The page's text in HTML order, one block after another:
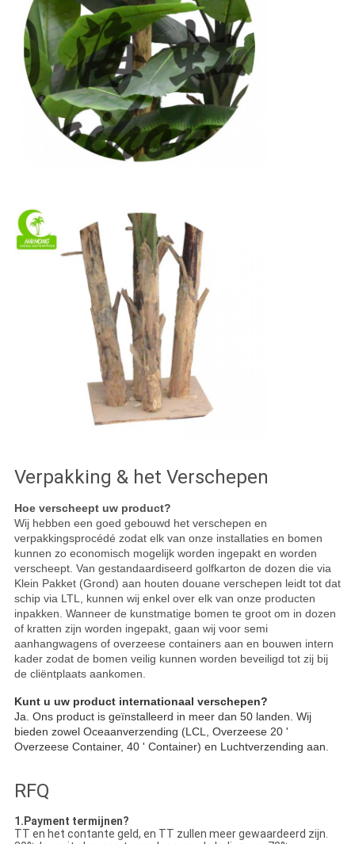
Verpakking & het Verschepen
Hoe verscheept uw product?
Wij hebben een goed gebouwd het verschepen en
verpakkingsprocédé zodat elk van onze installaties en bomen
kunnen zo economisch mogelijk worden ingepakt en worden
verscheept. Van gestandaardiseerd golfkarton de dozen die via
Klein Pakket (Grond) aan houten douane verschepen leidt tot dat
schip via LTL, kunnen wij enkel over elk van onze producten
inpakken. Wanneer de kunstmatige bomen te groot om in dozen
of kratten zijn worden ingepakt, gaan wij voor semi
aanhangwagens of overzeese containers aan en bouwen intern
kader zodat de bomen veilig kunnen worden beveiligd tot zij bij
de cliëntplaats aankomen.
Kunt u uw product internationaal verschepen?
Ja. Ons product is geïnstalleerd in meer dan 50 landen. Wij
bieden zowel Oceaanverzending (LCL, Overzeese 20 '
Overzeese Container, 40 ' Container) en Luchtverzending aan.
RFQ
1.Payment termijnen?
TT en het contante geld, en TT zullen meer gewaardeerd zijn.